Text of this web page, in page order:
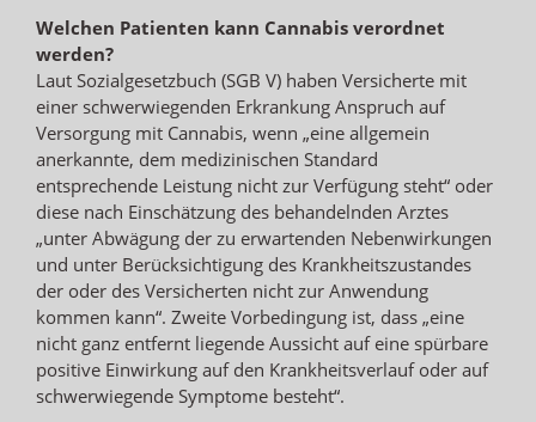
Welchen Patienten kann Cannabis verordnet
werden?
Laut Sozialgesetzbuch (SGB V) haben Versicherte mit
einer schwerwiegenden Erkrankung Anspruch auf
Versorgung mit Cannabis, wenn „eine allgemein
anerkannte, dem medizinischen Standard
entsprechende Leistung nicht zur Verfügung steht“ oder
diese nach Einschätzung des behandelnden Arztes
„unter Abwägung der zu erwartenden Nebenwirkungen
und unter Berücksichtigung des Krankheitszustandes
der oder des Versicherten nicht zur Anwendung
kommen kann“. Zweite Vorbedingung ist, dass „eine
nicht ganz entfernt liegende Aussicht auf eine spürbare
positive Einwirkung auf den Krankheitsverlauf oder auf
schwerwiegende Symptome besteht“.